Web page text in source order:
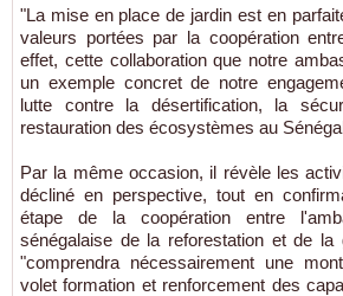
"La mise en place de jardin est en
valeurs portées par la coopération
effet, cette collaboration que notre
un exemple concret de notre
lutte contre la désertification, la
restauration des écosystèmes au
Par la même occasion, il révèle les
décliné en perspective, tout en
étape de la coopération entre
sénégalaise de la reforestation et de la
"comprendra nécessairement une
volet formation et renforcement des